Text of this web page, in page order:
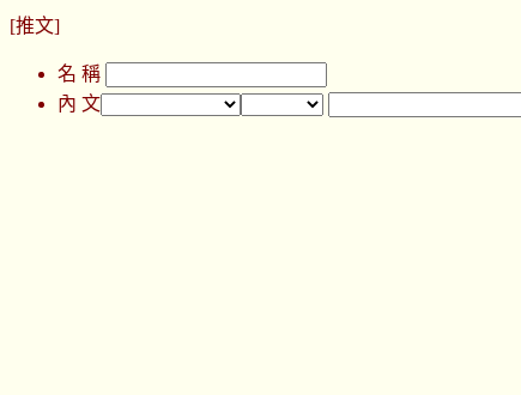
[推文]
名 稱
內 文